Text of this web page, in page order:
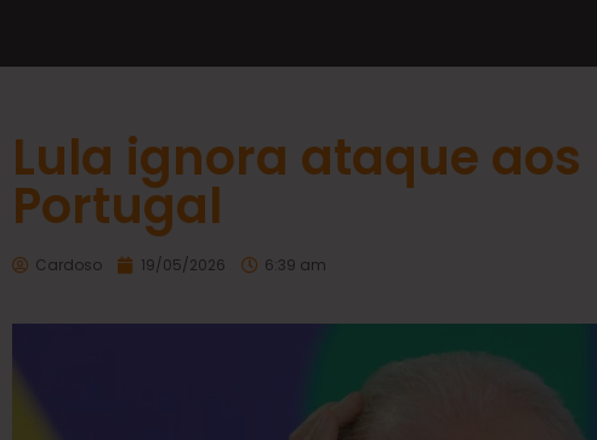
Lula ignora ataque
Portugal
Cardoso 19/05/2026 6:39 am